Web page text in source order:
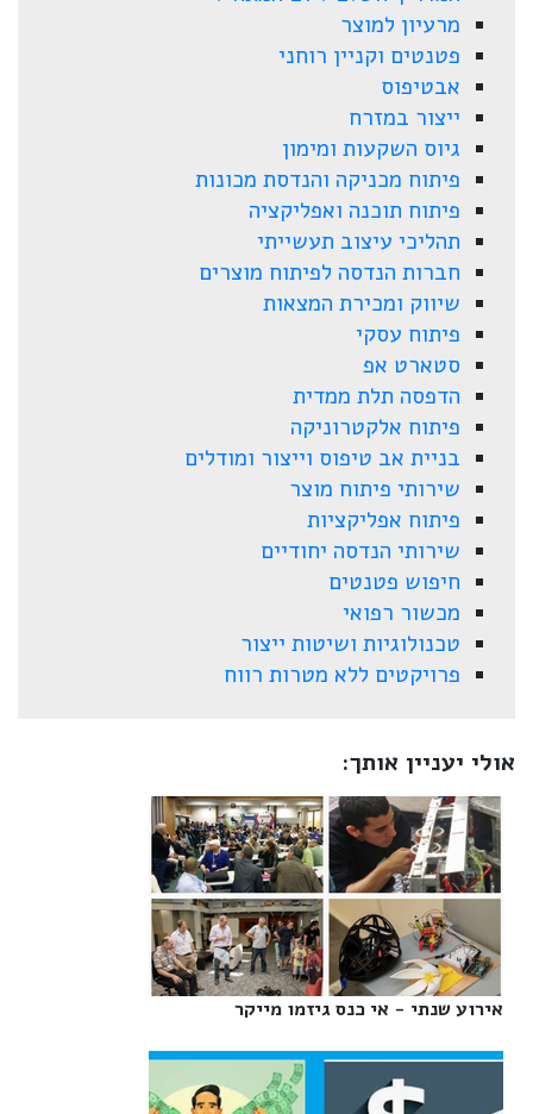
מרעיון למוצר
פטנטים וקניין רוחני
אבטיפוס
ייצור במזרח
גיוס השקעות ומימון
פיתוח מכניקה והנדסת מכונות
פיתוח תוכנה ואפליקציה
תהליכי עיצוב תעשייתי
חברות הנדסה לפיתוח מוצרים
שיווק ומכירת המצאות
פיתוח עסקי
סטארט אפ
הדפסה תלת ממדית
פיתוח אלקטרוניקה
בניית אב טיפוס וייצור ומודלים
שירותי פיתוח מוצר
פיתוח אפליקציות
שירותי הנדסה יחודיים
חיפוש פטנטים
מכשור רפואי
טכנולוגיות ושיטות ייצור
פרויקטים ללא מטרות רווח
אולי יעניין אותך:
אירוע שנתי - אי כנס גיזמו מייקר‎